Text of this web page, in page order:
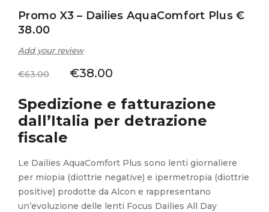
Promo X3 – Dailies AquaComfort Plus €
38.00
Add your review
€63.00 €38.00
Spedizione e fatturazione
dall’Italia per detrazione
fiscale
Le Dailies AquaComfort Plus sono lenti giornaliere
per miopia (diottrie negative) e ipermetropia (diottrie
positive) prodotte da Alcon e rappresentano
un’evoluzione delle lenti Focus Dailies All Day